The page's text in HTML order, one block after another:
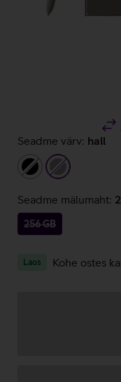
Seadme värv: hall
must
hall
Seadme mälumaht:
256 GB
Laos Kohe ostes